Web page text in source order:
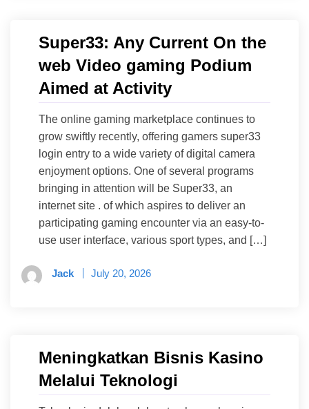
Super33: Any Current On the
web Video gaming Podium
Aimed at Activity
The online gaming marketplace continues to
grow swiftly recently, offering gamers super33
login entry to a wide variety of digital camera
enjoyment options. One of several programs
bringing in attention will be Super33, an
internet site . of which aspires to deliver an
participating gaming encounter via an easy-to-
use user interface, various sport types, and […]
Jack July 20, 2026
Meningkatkan Bisnis Kasino
Melalui Teknologi